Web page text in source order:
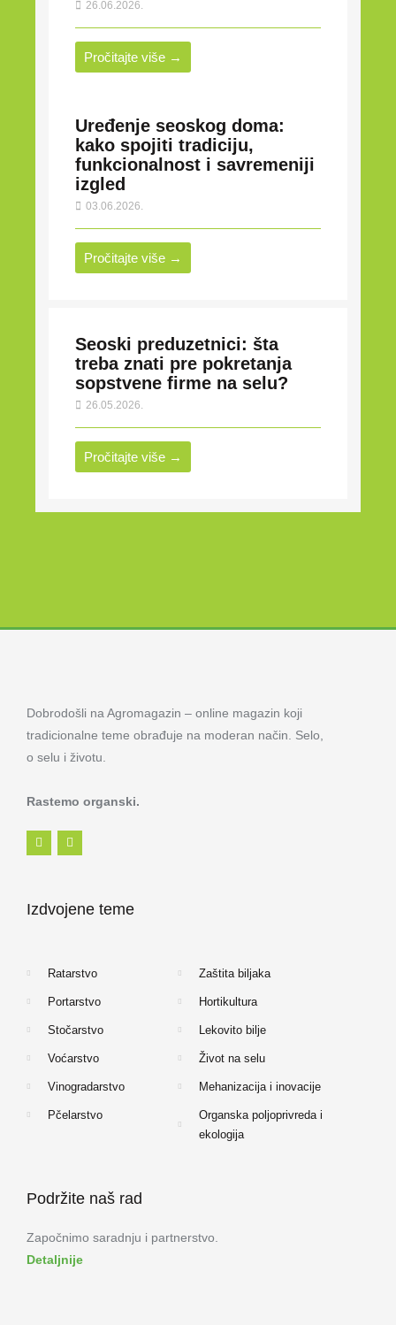
26.06.2026.
Pročitajte više →
Uređenje seoskog doma:
kako spojiti tradiciju,
funkcionalnost i savremeniji
izgled
03.06.2026.
Pročitajte više →
Seoski preduzetnici: šta
treba znati pre pokretanja
sopstvene firme na selu?
26.05.2026.
Pročitajte više →
Dobrodošli na Agromagazin – online magazin koji
tradicionalne teme obrađuje na moderan način. Selo,
o selu i životu.
Rastemo organski.
F
a
c
o
I
n
s
r
Izdvojene teme
Ratarstvo
Portarstvo
Stočarstvo
Voćarstvo
Vinogradarstvo
Pčelarstvo
Zaštita biljaka
Hortikultura
Lekovito bilje
Život na selu
Mehanizacija i inovacije
Organska poljoprivreda i
ekologija
Podržite naš rad
Započnimo saradnju i partnerstvo.
Detaljnije